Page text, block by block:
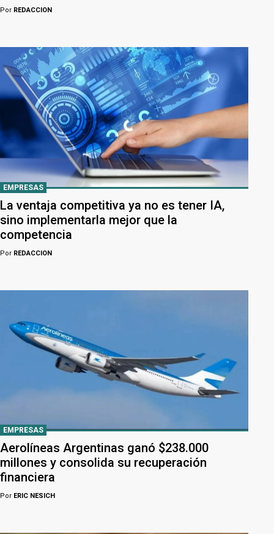
Por REDACCION
EMPRESAS
La ventaja competitiva ya no es tener IA,
sino implementarla mejor que la
competencia
Por REDACCION
EMPRESAS
Aerolíneas Argentinas ganó $238.000
millones y consolida su recuperación
financiera
Por ERIC NESICH